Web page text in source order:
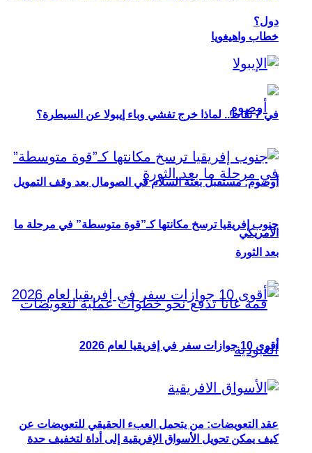
خطاب واهيغويا
أوصوم: مستقبل بعثة السلام في الصومال بعد وقف التمويل
الأمريكي
عقد التعويضات: من يتحمل العبء الحقيقي للتعويضات عن
دول؟
في 7 نقاط.. لماذا خرج تفشي وباء إيبولا عن السيطرة؟
جنوب إفريقيا ترسخ مكانتها كـ”قوة متوسطة” في مرحلة ما
بعد الثورة
أقوى 10 جوازات سفر في إفريقيا لعام 2026
كيف يمكن تحويل الأسواق الإفريقية إلى أداة لتخفيف حدة